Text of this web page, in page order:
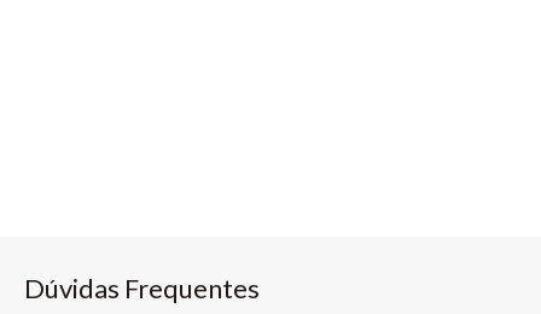
Dúvidas Frequentes